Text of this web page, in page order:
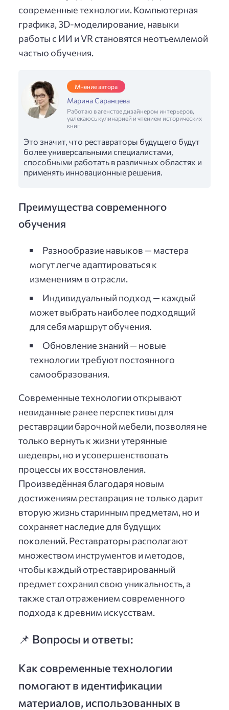
современные технологии. Компьютерная
графика, 3D-моделирование, навыки
работы с ИИ и VR становятся неотъемлемой
частью обучения.
Мнение автора
Марина Саранцева
Работаю в агенстве дизайнером интерьеров,
увлекаюсь кулинарией и чтением исторических
книг
Это значит, что реставраторы будущего будут
более универсальными специалистами,
способными работать в различных областях и
применять инновационные решения.
Преимущества современного
обучения
Разнообразие навыков — мастера
могут легче адаптироваться к
изменениям в отрасли.
Индивидуальный подход — каждый
может выбрать наиболее подходящий
для себя маршрут обучения.
Обновление знаний — новые
технологии требуют постоянного
самообразования.
Современные технологии открывают
невиданные ранее перспективы для
реставрации барочной мебели, позволяя не
только вернуть к жизни утерянные
шедевры, но и усовершенствовать
процессы их восстановления.
Произведённая благодаря новым
достижениям реставрация не только дарит
вторую жизнь старинным предметам, но и
сохраняет наследие для будущих
поколений. Реставраторы располагают
множеством инструментов и методов,
чтобы каждый отреставрированный
предмет сохранил свою уникальность, а
также стал отражением современного
подхода к древним искусствам.
📌 Вопросы и ответы:
Как современные технологии
помогают в идентификации
материалов, использованных в